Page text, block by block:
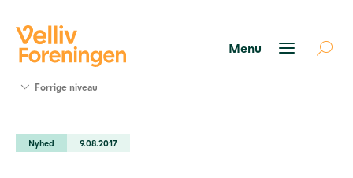
Værktøjer
Forrige niveau
Nyhed 9.08.2017